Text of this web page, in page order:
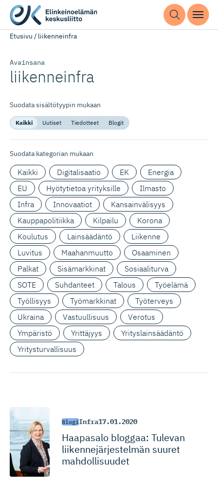
Etusivu / liikenneinfra
Avainsana
liikenneinfra
Suodata sisältötyypin mukaan
Kaikki Uutiset Tiedotteet Blogit
Suodata kategorian mukaan
Kaikki Digitalisaatio EK
Energia
EU
Hyötytietoa yrityksille
Ilmasto
Infra
Innovaatiot
Kansainvälisyys
Kauppapolitiikka
Kilpailu
Korona
Koulutus
Lainsäädäntö
Liikenne
Luvitus
Maahanmuutto
Osaaminen
Palkat
Sisämarkkinat
Sosiaaliturva
SOTE
Suhdanteet Talous
Työelämä
Työllisyys
Työmarkkinat
Työterveys
Ukraina
Vastuullisuus
Verotus
Ympäristö
Yrittäjyys
Yrityslainsäädäntö
Yritysturvallisuus
BlogiInfra17.01.2020
Haapasalo bloggaa: Tulevan
liikennejär­jes­telmän suuret
mahdollisuudet